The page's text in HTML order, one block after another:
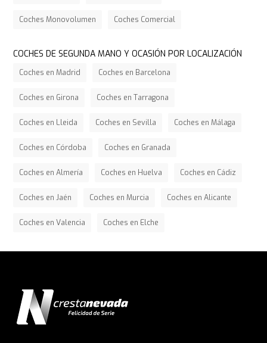
Coches Monovolumen Coches Comercial
COCHES DE SEGUNDA MANO Y OCASIÓN POR LOCALIZACIÓN
Coches en Madrid Coches en Barcelona
Coches en Girona Coches en Tarragona
Coches en Lleida Coches en Sevilla Coches en Málaga
Coches en Córdoba Coches en Granada
Coches en Almería Coches en Huelva Coches en Cádiz
Coches en Jaén Coches en Murcia Coches en Alicante
Coches en Valencia Coches en Elche